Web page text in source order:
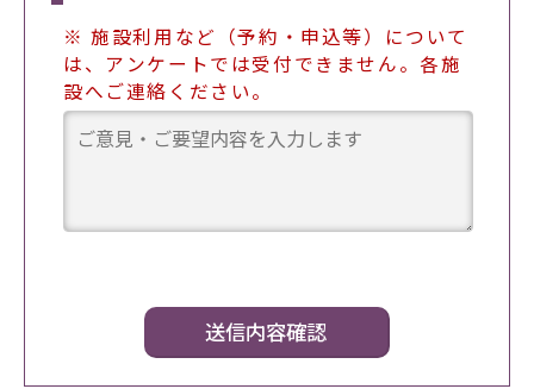
※ 施設利用など（予約・申込等）について
は、アンケートでは受付できません。各施
設へご連絡ください。